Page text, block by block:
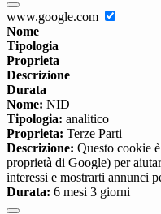
www.google.com
Nome
Tipologia
Proprieta
Descrizione
Durata
Nome: NID
Tipologia: analitico
Proprieta: Terze Parti
Descrizione: Questo cookie
proprietà di Google) per
interessi e mostrarti annunci
Durata: 6 mesi 3 giorni